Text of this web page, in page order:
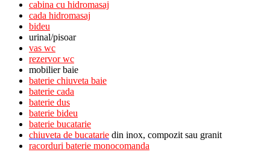
cabina cu hidromasaj
cada hidromasaj
bideu
urinal/pisoar
vas wc
rezervor wc
mobilier baie
baterie chiuveta baie
baterie cada
baterie dus
baterie bideu
baterie bucatarie
chiuveta de bucatarie din inox, compozit sau granit
racorduri baterie monocomanda